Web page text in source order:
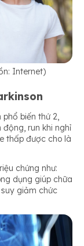
Internet)
phổ biến thứ 2,
run khi nghỉ
thấp được cho là
chứng như:
dụng giúp chữa
giảm chức